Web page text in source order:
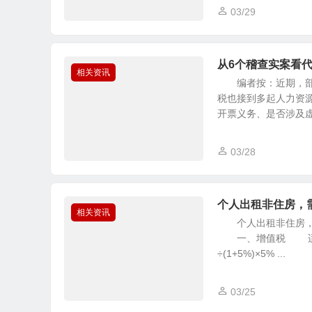
03/29
相关资讯
从6个稽查实案看
编者按：近期，部
税也接到多起人力资
开票义务、是否涉及
03/28
相关资讯
个人出租非住房，
个人出租非住房，
一、增值税 适用
÷(1+5%)×5% ...
03/25